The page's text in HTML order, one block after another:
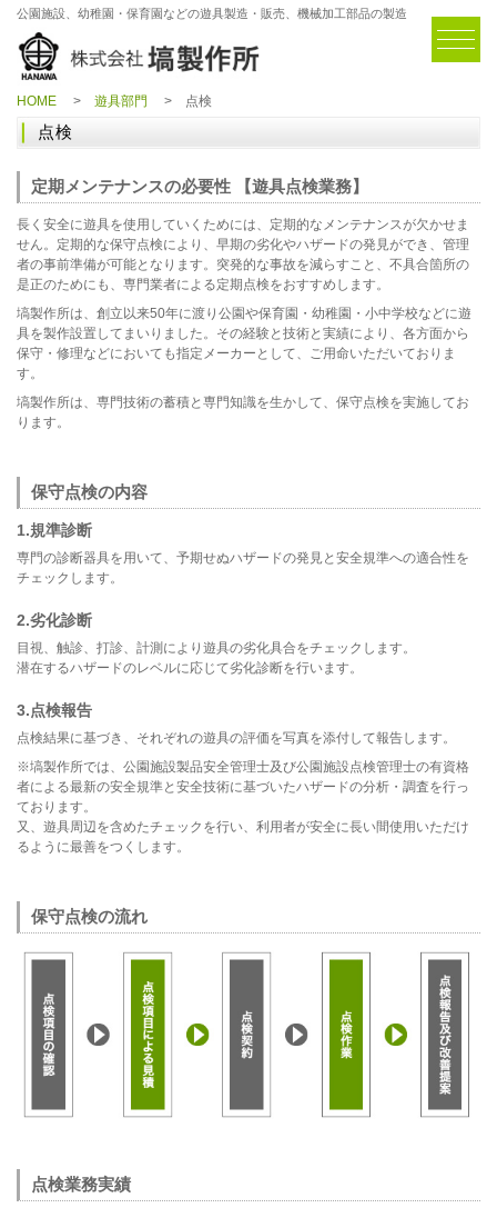
公園施設、幼稚園・保育園などの遊具製造・販売、機械加工部品の製造
HOME 遊具部門 点検
点検
定期メンテナンスの必要性 【遊具点検業務】
長く安全に遊具を使用していくためには、定期的なメンテナンスが欠かせま
せん。定期的な保守点検により、早期の劣化やハザードの発見ができ、管理
者の事前準備が可能となります。突発的な事故を減らすこと、不具合箇所の
是正のためにも、専門業者による定期点検をおすすめします。
塙製作所は、創立以来50年に渡り公園や保育園・幼稚園・小中学校などに遊
具を製作設置してまいりました。その経験と技術と実績により、各方面から
保守・修理などにおいても指定メーカーとして、ご用命いただいておりま
す。
塙製作所は、専門技術の蓄積と専門知識を生かして、保守点検を実施してお
ります。
保守点検の内容
1.規準診断
専門の診断器具を用いて、予期せぬハザードの発見と安全規準への適合性を
チェックします。
2.劣化診断
目視、触診、打診、計測により遊具の劣化具合をチェックします。
潜在するハザードのレベルに応じて劣化診断を行います。
3.点検報告
点検結果に基づき、それぞれの遊具の評価を写真を添付して報告します。
※塙製作所では、公園施設製品安全管理士及び公園施設点検管理士の有資格
者による最新の安全規準と安全技術に基づいたハザードの分析・調査を行っ
ております。
又、遊具周辺を含めたチェックを行い、利用者が安全に長い間使用いただけ
るように最善をつくします。
保守点検の流れ
点検業務実績